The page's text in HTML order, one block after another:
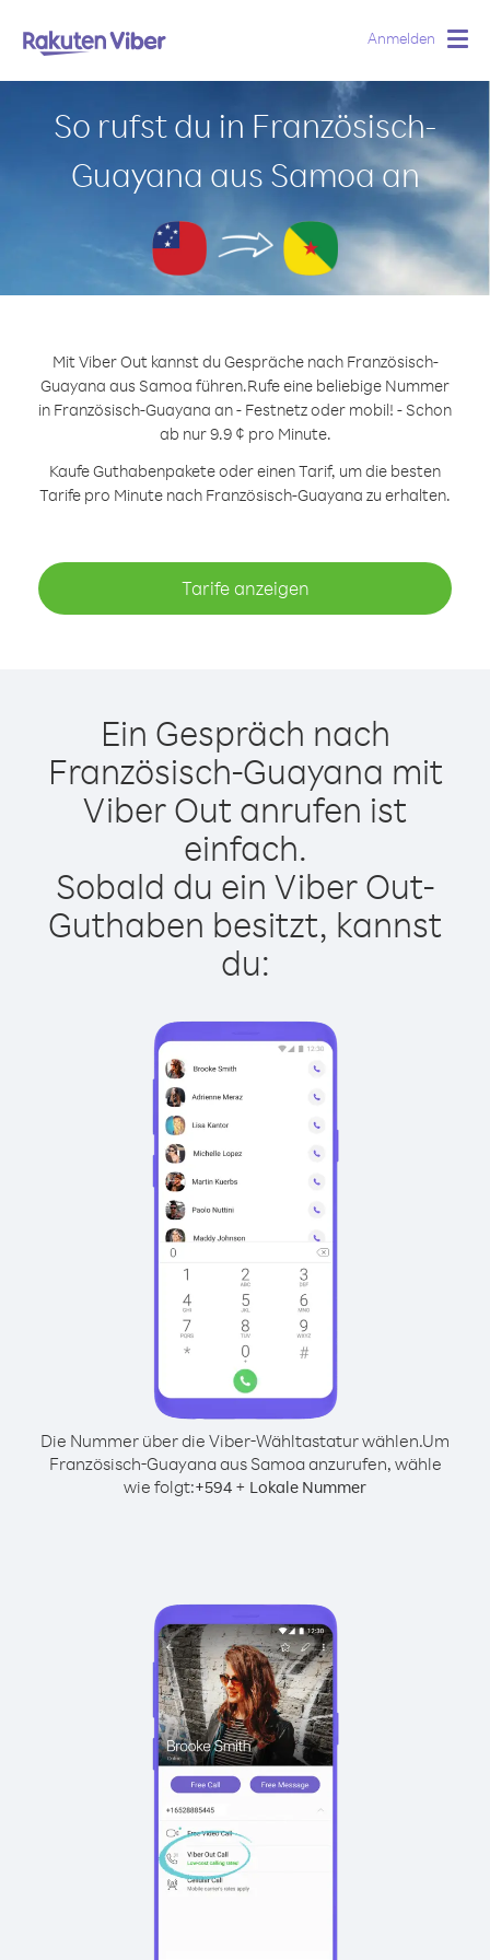
Anmelden
So rufst du in Französisch-
Guayana aus Samoa an
Mit Viber Out kannst du Gespräche nach Französisch-
Guayana aus Samoa führen.Rufe eine beliebige Nummer
in Französisch-Guayana an - Festnetz oder mobil! - Schon
ab nur 9.9 ¢ pro Minute.
Kaufe Guthabenpakete oder einen Tarif, um die besten
Tarife pro Minute nach Französisch-Guayana zu erhalten.
Tarife anzeigen
Ein Gespräch nach
Französisch-Guayana mit
Viber Out anrufen ist
einfach.
Sobald du ein Viber Out-
Guthaben besitzt, kannst
du:
Die Nummer über die Viber-Wähltastatur wählen.Um
Französisch-Guayana aus Samoa anzurufen, wähle
wie folgt:+594 + Lokale Nummer